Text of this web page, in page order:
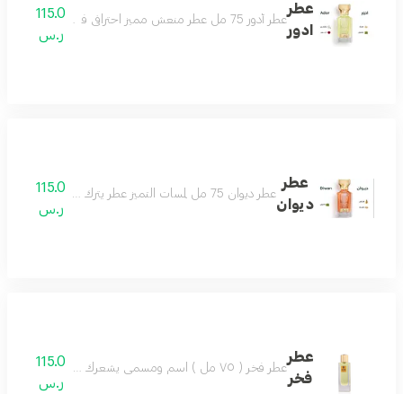
عطر
ادور
عطر أدور 75 مل عطر منعش مميز احترافي فواح للغاية يحلق بك في سماء الجمال مكونات العطر ورد ياسمين مسك باتشولي
115.0
ر.س
عطر
ديوان
عطر ديوان 75 مل لمسات التميز عطر يترك أثرك في المكان نفحات من الجمال عطر يمتلك حواسّك مناسب لكل الأذواق مكونات العطر الاناناس الباتشولي المسك
115.0
ر.س
عطر
فخر
عطر فخر ( ٧٥ مل ) اسم ومسمى يشعرك بالفخر عطر للجنسين مميز كل وقت لطيف وبادر عطر مميز جميل بكل وقت مكونات العطر : مسك - عنبر - السوسن - فانيلا
115.0
ر.س